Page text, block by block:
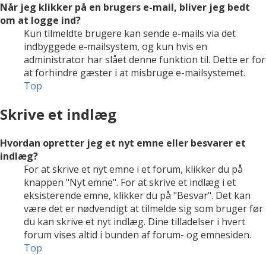
Når jeg klikker på en brugers e-mail, bliver jeg bedt
om at logge ind?
Kun tilmeldte brugere kan sende e-mails via det
indbyggede e-mailsystem, og kun hvis en
administrator har slået denne funktion til. Dette er for
at forhindre gæster i at misbruge e-mailsystemet.
Top
Skrive et indlæg
Hvordan opretter jeg et nyt emne eller besvarer et
indlæg?
For at skrive et nyt emne i et forum, klikker du på
knappen "Nyt emne". For at skrive et indlæg i et
eksisterende emne, klikker du på "Besvar". Det kan
være det er nødvendigt at tilmelde sig som bruger før
du kan skrive et nyt indlæg. Dine tilladelser i hvert
forum vises altid i bunden af forum- og emnesiden.
Top